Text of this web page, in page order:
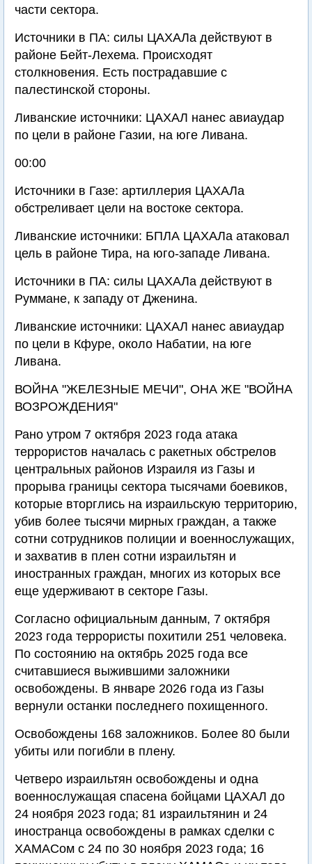
части сектора.
Источники в ПА: силы ЦАХАЛа действуют в
районе Бейт-Лехема. Происходят
столкновения. Есть пострадавшие с
палестинской стороны.
Ливанские источники: ЦАХАЛ нанес авиаудар
по цели в районе Газии, на юге Ливана.
00:00
Источники в Газе: артиллерия ЦАХАЛа
обстреливает цели на востоке сектора.
Ливанские источники: БПЛА ЦАХАЛа атаковал
цель в районе Тира, на юго-западе Ливана.
Источники в ПА: силы ЦАХАЛа действуют в
Руммане, к западу от Дженина.
Ливанские источники: ЦАХАЛ нанес авиаудар
по цели в Кфуре, около Набатии, на юге
Ливана.
ВОЙНА "ЖЕЛЕЗНЫЕ МЕЧИ", ОНА ЖЕ "ВОЙНА
ВОЗРОЖДЕНИЯ"
Рано утром 7 октября 2023 года атака
террористов началась с ракетных обстрелов
центральных районов Израиля из Газы и
прорыва границы сектора тысячами боевиков,
которые вторглись на израильскую территорию,
убив более тысячи мирных граждан, а также
сотни сотрудников полиции и военнослужащих,
и захватив в плен сотни израильтян и
иностранных граждан, многих из которых все
еще удерживают в секторе Газы.
Согласно официальным данным, 7 октября
2023 года террористы похитили 251 человека.
По состоянию на октябрь 2025 года все
считавшиеся выжившими заложники
освобождены. В январе 2026 года из Газы
вернули останки последнего похищенного.
Освобождены 168 заложников. Более 80 были
убиты или погибли в плену.
Четверо израильтян освобождены и одна
военнослужащая спасена бойцами ЦАХАЛ до
24 ноября 2023 года; 81 израильтянин и 24
иностранца освобождены в рамках сделки с
ХАМАСом с 24 по 30 ноября 2023 года; 16